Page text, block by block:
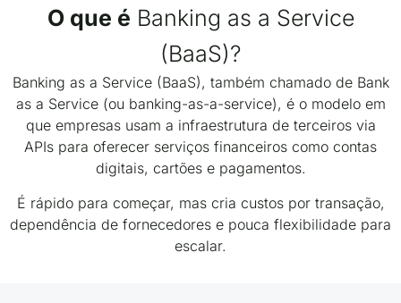
O que é Banking as a Service
(BaaS)?
Banking as a Service (BaaS), também chamado de Bank
as a Service (ou banking-as-a-service), é o modelo em
que empresas usam a infraestrutura de terceiros via
APIs para oferecer serviços financeiros como contas
digitais, cartões e pagamentos.
É rápido para começar, mas cria custos por transação,
dependência de fornecedores e pouca flexibilidade para
escalar.